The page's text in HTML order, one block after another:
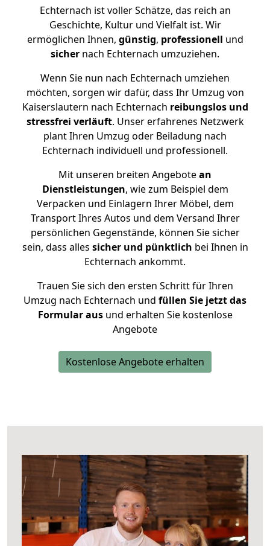
Echternach ist voller Schätze, das reich an
Geschichte, Kultur und Vielfalt ist. Wir
ermöglichen Ihnen, günstig, professionell und
sicher nach Echternach umzuziehen.
Wenn Sie nun nach Echternach umziehen
möchten, sorgen wir dafür, dass Ihr Umzug von
Kaiserslautern nach Echternach reibungslos und
stressfrei verläuft. Unser erfahrenes Netzwerk
plant Ihren Umzug oder Beiladung nach
Echternach individuell und professionell.
Mit unseren breiten Angebotean
Dienstleistungen, wie zum Beispiel dem
Verpacken und Einlagern Ihrer Möbel, dem
Transport Ihres Autos und dem Versand Ihrer
persönlichen Gegenstände, können Sie sicher
sein, dass alles sicher und pünktlich bei Ihnen in
Echternach ankommt.
Trauen Sie sich den ersten Schritt für Ihren
Umzug nach Echternach und füllen Sie jetzt das
Formular ausund erhalten Sie kostenlose
Angebote
Kostenlose Angebote erhalten